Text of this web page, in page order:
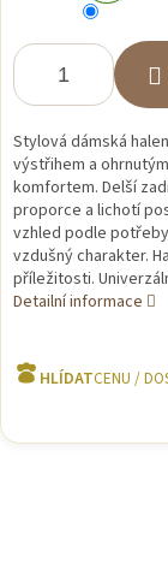
Stylová dámská
výstřihem a
komfortem. Delší
proporce a lichotí
vzhled podle
vzdušný charakter.
příležitosti.
Detailní informace
HLÍDAT